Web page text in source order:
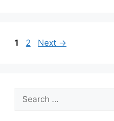
Page
1 Page
2 Next →
Search
for: